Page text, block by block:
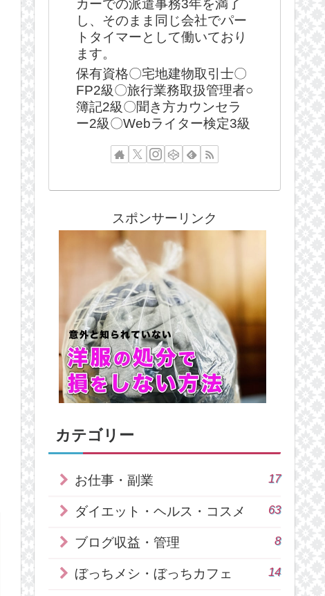
カーでの派遣事務3年を満了
し、そのまま同じ会社でパー
トタイマーとして働いており
ます。
保有資格〇宅地建物取引士〇
FP2級〇旅行業務取扱管理者○
簿記2級〇聞き方カウンセラ
ー2級〇Webライター検定3級
スポンサーリンク
カテゴリー
お仕事・副業 17
ダイエット・ヘルス・コスメ 63
ブログ収益・管理 8
ぼっちメシ・ぼっちカフェ 14